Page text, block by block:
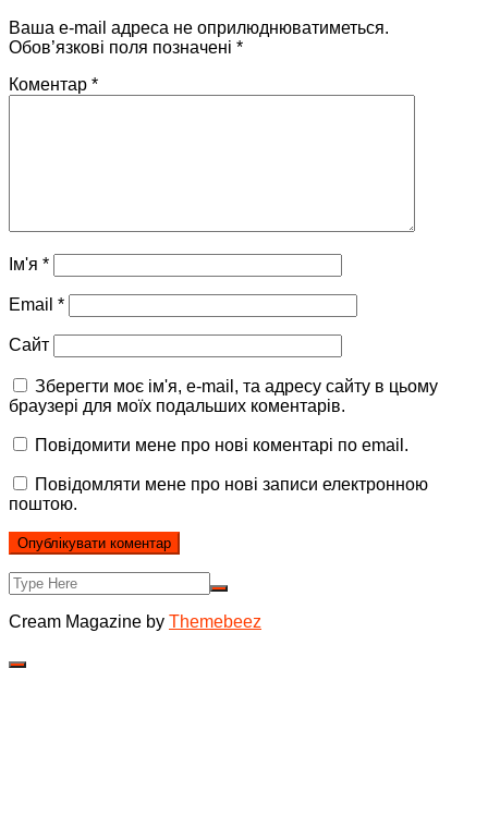
Ваша e-mail адреса не оприлюднюватиметься.
Обов’язкові поля позначені *
Коментар *
Ім'я *
Email *
Сайт
Зберегти моє ім'я, e-mail, та адресу сайту в цьому
браузері для моїх подальших коментарів.
Повідомити мене про нові коментарі по email.
Повідомляти мене про нові записи електронною
поштою.
Cream Magazine by Themebeez